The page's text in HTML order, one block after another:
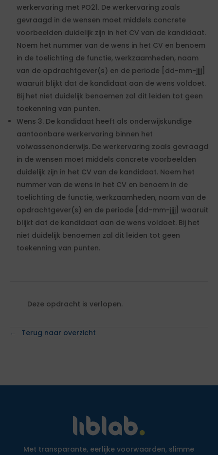
werkervaring met PO21. De werkervaring zoals
gevraagd in de wensen moet middels concrete
voorbeelden duidelijk zijn in het CV van de kandidaat.
Noem het nummer van de wens in het CV en benoem
in de toelichting de functie, werkzaamheden, naam
van de opdrachtgever(s) en de periode [dd-mm-jjjj]
waaruit blijkt dat de kandidaat aan de wens voldoet.
Bij het niet duidelijk benoemen zal dit leiden tot geen
toekenning van punten.
Wens 3. De kandidaat heeft als onderwijskundige
aantoonbare werkervaring binnen het
volwassenonderwijs. De werkervaring zoals gevraagd
in de wensen moet middels concrete voorbeelden
duidelijk zijn in het CV van de kandidaat. Noem het
nummer van de wens in het CV en benoem in de
toelichting de functie, werkzaamheden, naam van de
opdrachtgever(s) en de periode [dd-mm-jjjj] waaruit
blijkt dat de kandidaat aan de wens voldoet. Bij het
niet duidelijk benoemen zal dit leiden tot geen
toekenning van punten.
Deze opdracht is verlopen.
Terug naar overzicht
Met transparante, eerlijke voorwaarden, slimme